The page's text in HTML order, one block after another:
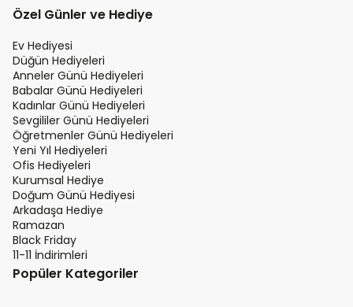
Özel Günler ve Hediye
Ev Hediyesi
Düğün Hediyeleri
Anneler Günü Hediyeleri
Babalar Günü Hediyeleri
Kadınlar Günü Hediyeleri
Sevgililer Günü Hediyeleri
Öğretmenler Günü Hediyeleri
Yeni Yıl Hediyeleri
Ofis Hediyeleri
Kurumsal Hediye
Doğum Günü Hediyesi
Arkadaşa Hediye
Ramazan
Black Friday
11-11 İndirimleri
Popüler Kategoriler